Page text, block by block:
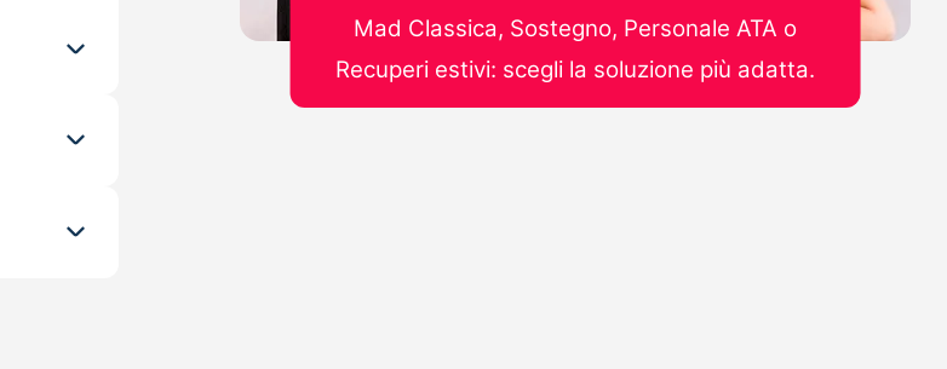
Mad Classica, Sostegno, Personale ATA o
Recuperi estivi: scegli la soluzione più adatta.